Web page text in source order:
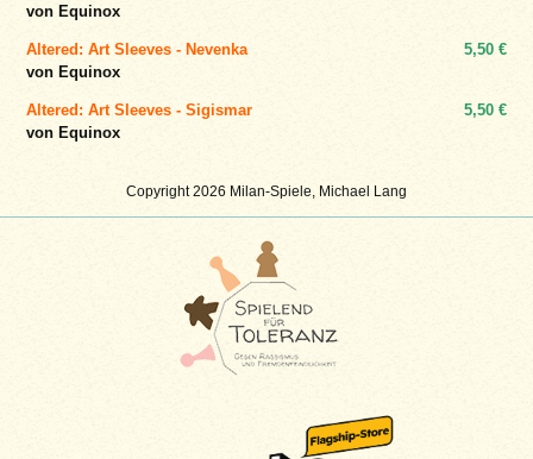
Copyright 2026 Milan-Spiele, Michael Lang
von Equinox
Altered: Art Sleeves - Nevenka
von Equinox
5,50 €
Altered: Art Sleeves - Sigismar
von Equinox
5,50 €